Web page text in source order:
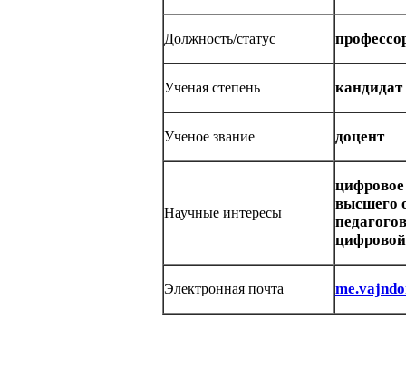
Должность/статус
Ученая степень кандидат
Ученое звание доцент
Научные интересы
высшего
цифровой
Электронная почта